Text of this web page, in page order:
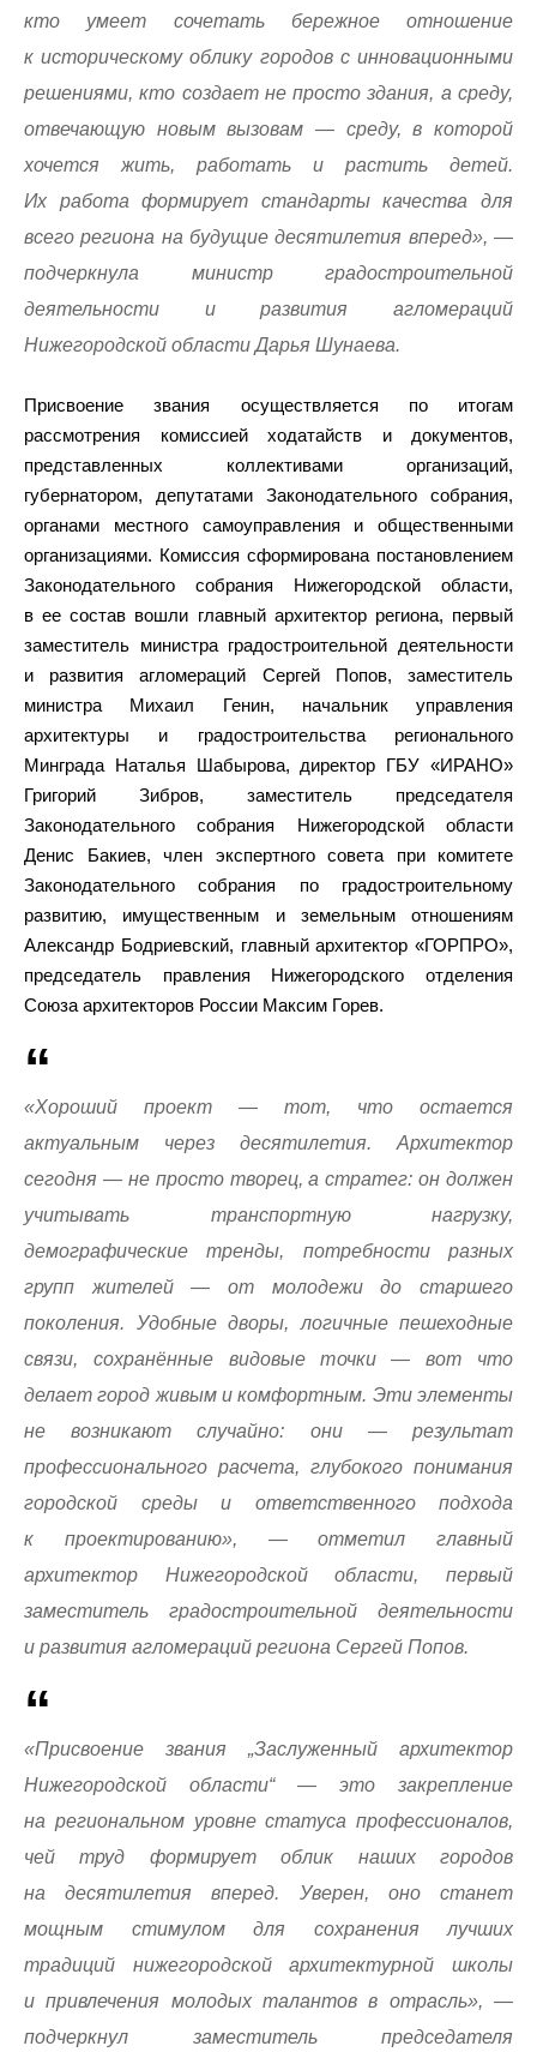
кто умеет сочетать бережное отношение
к историческому облику городов с инновационными
решениями, кто создает не просто здания, а среду,
отвечающую новым вызовам — среду, в которой
хочется жить, работать и растить детей.
Их работа формирует стандарты качества для
всего региона на будущие десятилетия вперед», —
подчеркнула министр градостроительной
деятельности и развития агломераций
Нижегородской области Дарья Шунаева.
Присвоение звания осуществляется по итогам
рассмотрения комиссией ходатайств и документов,
представленных коллективами организаций,
губернатором, депутатами Законодательного собрания,
органами местного самоуправления и общественными
организациями. Комиссия сформирована постановлением
Законодательного собрания Нижегородской области,
в ее состав вошли главный архитектор региона, первый
заместитель министра градостроительной деятельности
и развития агломераций Сергей Попов, заместитель
министра Михаил Генин, начальник управления
архитектуры и градостроительства регионального
Минграда Наталья Шабырова, директор ГБУ «ИРАНО»
Григорий Зибров, заместитель председателя
Законодательного собрания Нижегородской области
Денис Бакиев, член экспертного совета при комитете
Законодательного собрания по градостроительному
развитию, имущественным и земельным отношениям
Александр Бодриевский, главный архитектор «ГОРПРО»,
председатель правления Нижегородского отделения
Союза архитекторов России Максим Горев.
«Хороший проект — тот, что остается
актуальным через десятилетия. Архитектор
сегодня — не просто творец, а стратег: он должен
учитывать транспортную нагрузку,
демографические тренды, потребности разных
групп жителей — от молодежи до старшего
поколения. Удобные дворы, логичные пешеходные
связи, сохранённые видовые точки — вот что
делает город живым и комфортным. Эти элементы
не возникают случайно: они — результат
профессионального расчета, глубокого понимания
городской среды и ответственного подхода
к проектированию», — отметил главный
архитектор Нижегородской области, первый
заместитель градостроительной деятельности
и развития агломераций региона Сергей Попов.
«Присвоение звания „Заслуженный архитектор
Нижегородской области“ — это закрепление
на региональном уровне статуса профессионалов,
чей труд формирует облик наших городов
на десятилетия вперед. Уверен, оно станет
мощным стимулом для сохранения лучших
традиций нижегородской архитектурной школы
и привлечения молодых талантов в отрасль», —
подчеркнул заместитель председателя